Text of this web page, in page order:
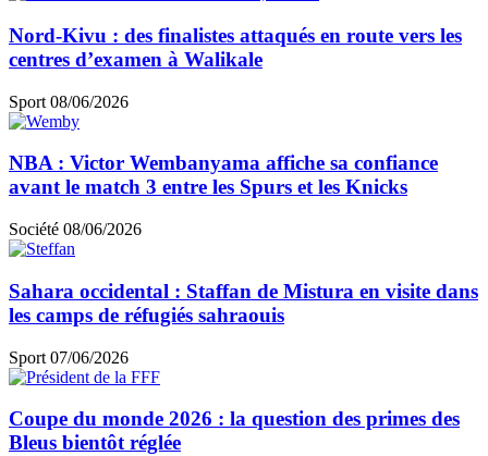
Nord-Kivu : des finalistes attaqués en route vers les
centres d’examen à Walikale
Sport 08/06/2026
NBA : Victor Wembanyama affiche sa confiance
avant le match 3 entre les Spurs et les Knicks
Société 08/06/2026
Sahara occidental : Staffan de Mistura en visite dans
les camps de réfugiés sahraouis
Sport 07/06/2026
Coupe du monde 2026 : la question des primes des
Bleus bientôt réglée